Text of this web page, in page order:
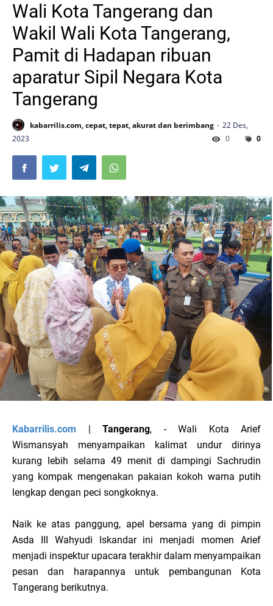
Wali Kota Tangerang dan
Wakil Wali Kota Tangerang,
Pamit di Hadapan ribuan
aparatur Sipil Negara Kota
Tangerang
kabarrilis.com, cepat, tepat, akurat dan berimbang
22 Des,
2023
0
0
Kabarrilis.com Tangerang, - Wali Kota Arief
Wismansyah menyampaikan kalimat undur dirinya
kurang lebih selama 49 menit di dampingi Sachrudin
yang kompak mengenakan pakaian kokoh warna putih
lengkap dengan peci songkoknya.
Naik ke atas panggung, apel bersama yang di pimpin
Asda III Wahyudi Iskandar ini menjadi momen Arief
menjadi inspektur upacara terakhir dalam menyampaikan
pesan dan harapannya untuk pembangunan Kota
Tangerang berikutnya.